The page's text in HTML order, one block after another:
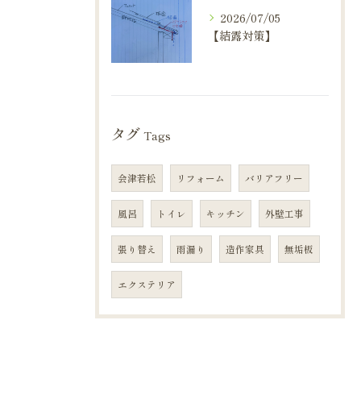
2026/07/05
【結露対策】
タグ Tags
会津若松 リフォーム バリアフリー
風呂 トイレ キッチン 外壁工事
張り替え 雨漏り 造作家具 無垢板
エクステリア